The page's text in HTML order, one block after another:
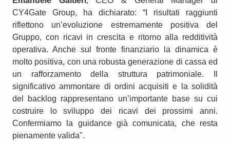
CY4Gate Group, ha dichiarato: “I risultati raggiunti
riflettono un’evoluzione estremamente positiva del
Gruppo, con ricavi in crescita e ritorno alla redditività
operativa. Anche sul fronte finanziario la dinamica è
molto positiva, con una robusta generazione di cassa ed
un rafforzamento della struttura patrimoniale. Il
significativo ammontare di ordini acquisiti e la solidità
del backlog rappresentano un’importante base su cui
costruire lo sviluppo dei ricavi dei prossimi anni.
Confermiamo la guidance già comunicata, che resta
pienamente valida".